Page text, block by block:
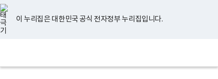
너
비
767px
이
하
이 누리집은 대한민국 공식 전자정부 누리집입니다.
지
검
메
홈
유
튜
브
페
이
스
북
인
스
타
그
램
블
로
그